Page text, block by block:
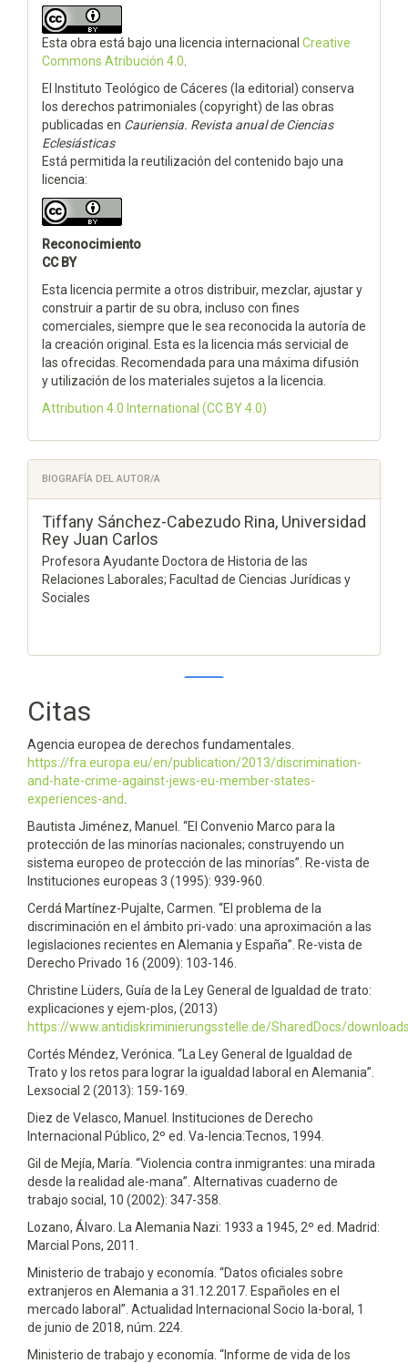
Esta obra está bajo una licencia internacional Creative
Commons Atribución 4.0
El Instituto Teológico de Cáceres (la editorial) conserva
los derechos patrimoniales (copyright) de las obras
publicadas en Cauriensia. Revista anual de Ciencias
Eclesiásticas
Está permitida la reutilización del contenido bajo una
licencia:
Reconocimiento
CC BY
Esta licencia permite a otros distribuir, mezclar, ajustar y
construir a partir de su obra, incluso con fines
comerciales, siempre que le sea reconocida la autoría de
la creación original. Esta es la licencia más servicial de
las ofrecidas. Recomendada para una máxima difusión
y utilización de los materiales sujetos a la licencia.
Attribution 4.0 International (CC BY 4.0)
BIOGRAFÍA DEL AUTOR/A
Tiffany Sánchez-Cabezudo Rina, Universidad
Rey Juan Carlos
Profesora Ayudante Doctora de Historia de las
Relaciones Laborales; Facultad de Ciencias Jurídicas y
Sociales
Citas
Agencia europea de derechos fundamentales.
https://fra.europa.eu/en/publication/2013/discrimination-
and-hate-crime-against-jews-eu-member-states-
experiences-and
Bautista Jiménez, Manuel. “El Convenio Marco para la
protección de las minorías nacionales; construyendo un
sistema europeo de protección de las minorías”. Re-vista de
Instituciones europeas 3 (1995): 939-960.
Cerdá Martínez-Pujalte, Carmen. “El problema de la
discriminación en el ámbito pri-vado: una aproximación a las
legislaciones recientes en Alemania y España”. Re-vista de
Derecho Privado 16 (2009): 103-146.
Christine Lüders, Guía de la Ley General de Igualdad de trato:
explicaciones y ejem-plos, (2013)
https://www.antidiskriminierungsstelle.de/SharedDocs/
Cortés Méndez, Verónica. “La Ley General de Igualdad de
Trato y los retos para lograr la igualdad laboral en Alemania”.
Lexsocial 2 (2013): 159-169.
Diez de Velasco, Manuel. Instituciones de Derecho
Internacional Público, 2º ed. Va-lencia:Tecnos, 1994.
Gil de Mejía, María. “Violencia contra inmigrantes: una mirada
desde la realidad ale-mana”. Alternativas cuaderno de
trabajo social, 10 (2002): 347-358.
Lozano, Álvaro. La Alemania Nazi: 1933 a 1945, 2º ed. Madrid:
Marcial Pons, 2011.
Ministerio de trabajo y economía. “Datos oficiales sobre
extranjeros en Alemania a 31.12.2017. Españoles en el
mercado laboral”. Actualidad Internacional Socio la-boral, 1
de junio de 2018, núm. 224.
Ministerio de trabajo y economía. “Informe de vida de los